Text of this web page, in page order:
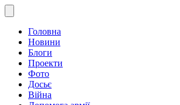
Головна
Новини
Блоги
Проекти
Фото
Досьє
Війна